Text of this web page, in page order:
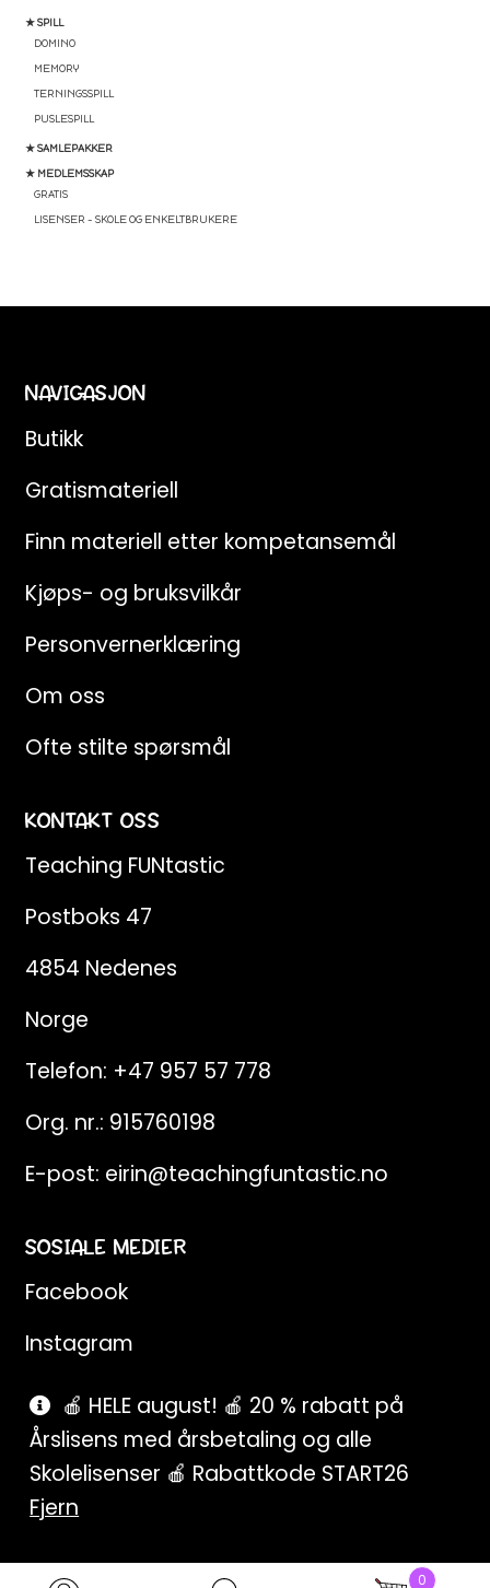
★ SPILL
DOMINO
MEMORY
TERNINGSSPILL
PUSLESPILL
★ SAMLEPAKKER
★ MEDLEMSSKAP
GRATIS
LISENSER – SKOLE OG ENKELTBRUKERE
NAVIGASJON
Butikk
Gratismateriell
Finn materiell etter kompetansemål
Kjøps- og bruksvilkår
Personvernerklæring
Om oss
Ofte stilte spørsmål
KONTAKT OSS
Teaching FUNtastic
Postboks 47
4854 Nedenes
Norge
Telefon: +47 957 57 778
Org. nr.: 915760198
E-post: eirin@teachingfuntastic.no
SOSIALE MEDIER
Facebook
Instagram
Pinterest
SnapChat
0
🍎 HELE august! 🍎 20 % rabatt på
Årslisens med årsbetaling og alle
Skolelisenser 🍎 Rabattkode START26
Fjern